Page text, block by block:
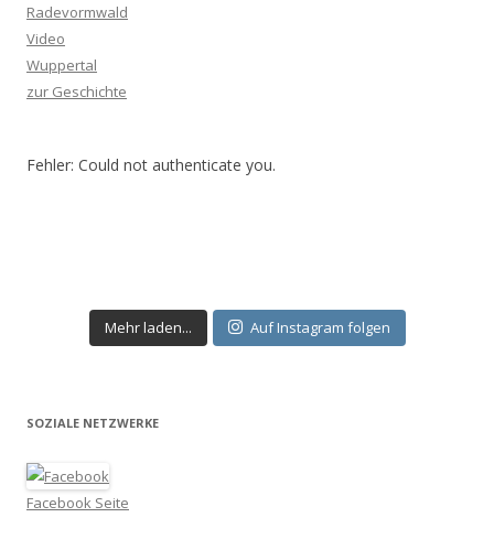
Radevormwald
Video
Wuppertal
zur Geschichte
Fehler: Could not authenticate you.
Mehr laden... Auf Instagram folgen
SOZIALE NETZWERKE
Facebook Seite